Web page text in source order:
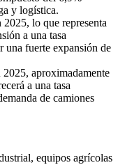
y logística.
lo que representa
a una tasa
una fuerte expansión de
aproximadamente
a una tasa
de camiones
equipos agrícolas